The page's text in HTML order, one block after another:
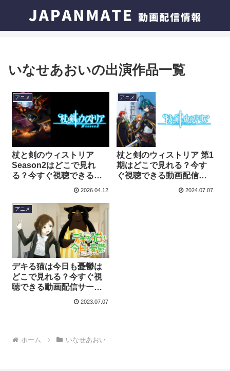
いなせあおいの出演作品一覧
アニメ
杖と剣のウィストリア
Season2はどこで見れ
る？今すぐ視聴できる動
画配信サービスを紹介！
2026.04.12
アニメ
杖と剣のウィストリア 第1
期はどこで見れる？今す
ぐ視聴できる動画配信サ
2024.07.07
アニメ
デキる猫は今日も憂鬱は
どこで見れる？今すぐ視
聴できる動画配信サービ
2023.07.07
ホーム いなせあおい